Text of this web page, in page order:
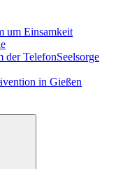
um Einsamkeit
TelefonSeelsorge
in Gießen